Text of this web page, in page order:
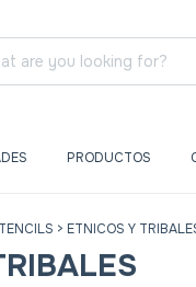
PRODUCTOS
> ETNICOS Y